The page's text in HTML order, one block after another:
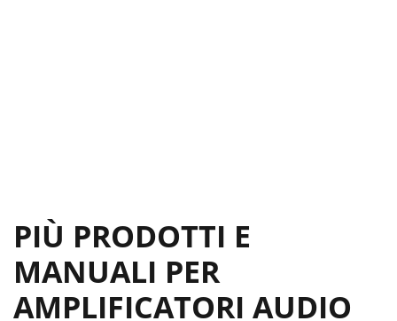
PIÙ PRODOTTI E
MANUALI PER
AMPLIFICATORI AUDIO